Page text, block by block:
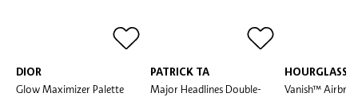
DIOR
Glow Maximizer Palette
PATRICK TA
Major Headlines Double-
HOURGLASS
Vanish™